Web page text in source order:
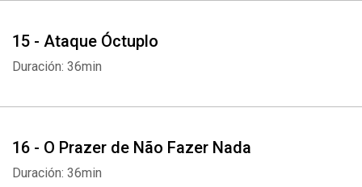
15 - Ataque Óctuplo
Duración: 36min
16 - O Prazer de Não Fazer Nada
Duración: 36min